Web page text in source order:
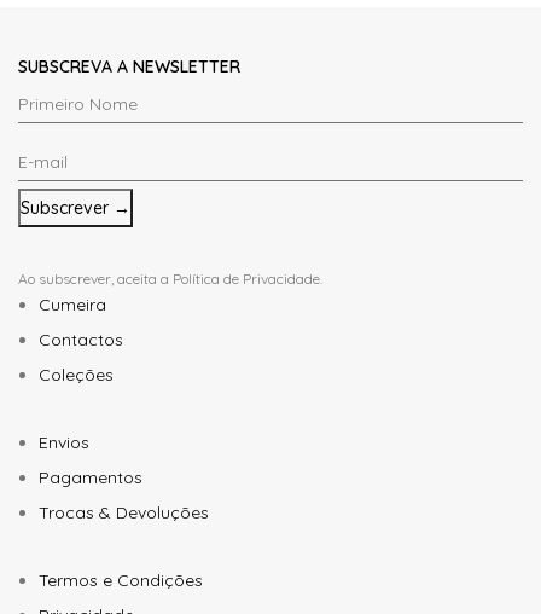
SUBSCREVA A NEWSLETTER
Primeiro
Nome
*
E-
mail
*
Ao subscrever, aceita a Política de Privacidade
Cumeira
Contactos
Coleções
Envios
Pagamentos
Trocas & Devoluções
Termos e Condições